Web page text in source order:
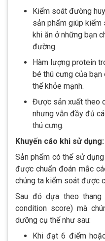
Kiểm soát đường
sản phẩm giúp
khi ăn ở những bạn
đường.
Hàm lượng protein
bé thú cưng của
thể khỏe mạnh.
Được sản xuất theo
nhưng vẫn đầy đủ
thú cưng.
Khuyến cáo khi sử dụng:
Sản phẩm có thể sử
được chuẩn đoán mắc
chúng ta kiểm soát được
Sau đó dựa theo
condition score) mà
dưỡng cụ thể như sau:
Khi đạt 6 điểm